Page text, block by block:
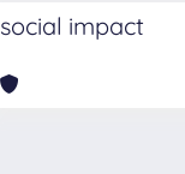
social impact